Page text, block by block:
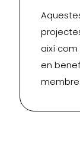
així
en